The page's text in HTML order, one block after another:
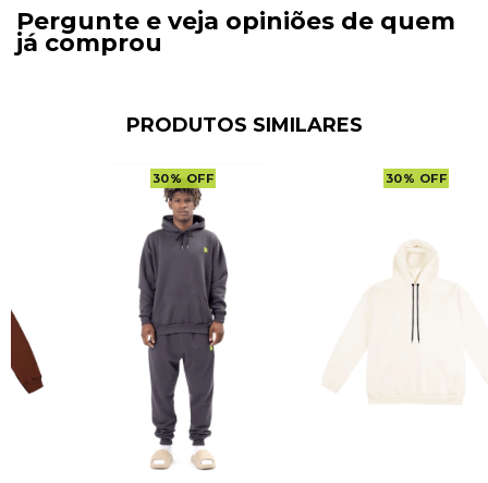
Pergunte e veja opiniões de quem
já comprou
PRODUTOS SIMILARES
30% OFF 30% OFF